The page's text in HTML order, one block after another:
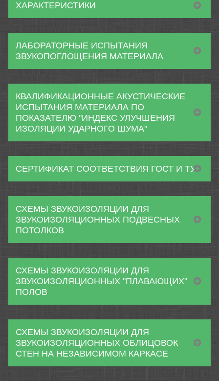
ХАРАКТЕРИСТИКИ
ЛАБОРАТОРНЫЕ ИСПЫТАНИЯ
ЗВУКОПОГЛОЩЕНИЯ МАТЕРИАЛА
КВАЛИФИКАЦИОННЫЕ АКУСТИЧЕСКИЕ
ИСПЫТАНИЯ МАТЕРИАЛА ПО
ПОКАЗАТЕЛЮ "ИНДЕКС УЛУЧШЕНИЯ
ИЗОЛЯЦИИ УДАРНОГО ШУМА"
СЕРТИФИКАТ СООТВЕТСТВИЯ ГОСТ И ТУ
СХЕМЫ ЗВУКОИЗОЛЯЦИИ ДЛЯ
ЗВУКОИЗОЛЯЦИОННЫХ ПОДВЕСНЫХ
ПОТОЛКОВ
СХЕМЫ ЗВУКОИЗОЛЯЦИИ ДЛЯ
ЗВУКОИЗОЛЯЦИОННЫХ "ПЛАВАЮЩИХ"
ПОЛОВ
СХЕМЫ ЗВУКОИЗОЛЯЦИИ ДЛЯ
ЗВУКОИЗОЛЯЦИОННЫХ ОБЛИЦОВОК
СТЕН НА НЕЗАВИСИМОМ КАРКАСЕ